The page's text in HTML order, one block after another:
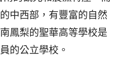
中西部，有豐富的自然
鳳梨的聖華高等學校是
的公立學校。